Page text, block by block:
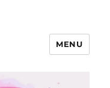
addicte
MENU